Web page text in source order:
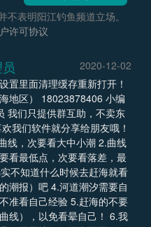
不表明阳江钓鱼频道立场。
许可协议
2020-12-02
置里面清理缓存重新打开！
地区） 18023878406 小编
我们只提供群互助，不卖东
我们软件就分享给朋友哦！
线，次要看大中小潮 2.曲线
看最低点，次要看落差，最
不知道什么时候去赶海就看
潮报）吧 4.河道潮汐需要自
准看自己经验 5.赶海的不要
线），以免看晕自己！ 6.我